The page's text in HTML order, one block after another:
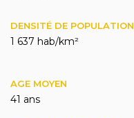
DENSITÉ DE POPULATION
1 637 hab/km²
AGE MOYEN
41 ans